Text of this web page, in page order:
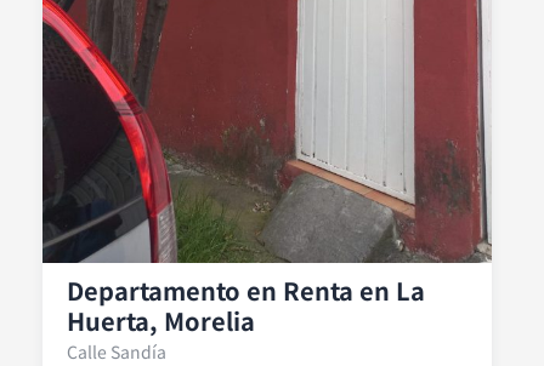
Departamento en Renta en La
Huerta, Morelia
Calle Sandía